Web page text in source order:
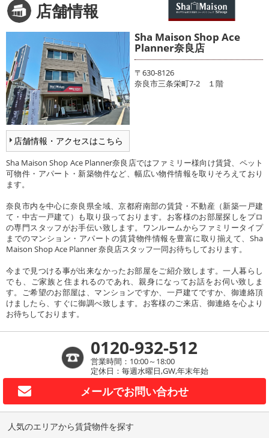
店舗情報
店舗情報・アクセスはこちら
Sha Maison Shop Ace
Planner奈良店
〒630-8126
奈良市三条栄町7-2 １階
Sha Maison Shop Ace Planner奈良店ではファミリー様向け賃貸、ペット
可物件・アパート・新築物件など、幅広い物件情報を取りそろえており
ます。
奈良市内を中心に奈良県全域、京都府南部の賃貸・不動産（新築一戸建
て・中古一戸建て）も取り扱っております。お客様のお部屋探しをプロ
の専門スタッフがお手伝い致します。ワンルームからファミリータイプ
までのマンション・アパートの賃貸物件情報を豊富に取り揃えて、Sha
Maison Shop Ace Planner 奈良店スタッフ一同お待ちしております。
今まで見つける事が出来なかったお部屋をご紹介致します。一人暮らし
でも、ご家族と住まれるのであれ、親身になってお話をお伺い致しま
す。ご希望のお部屋は、マンションですか、一戸建てですか、御連絡頂
けましたら、すぐに御調べ致します。お客様のご来店、御連絡を心より
お待ちしております。
0120-932-512
営業時間：10:00～18:00
定休日：毎週水曜日,GW,年末年始
メールでお問い合わせ
人気のエリアから賃貸物件を探す